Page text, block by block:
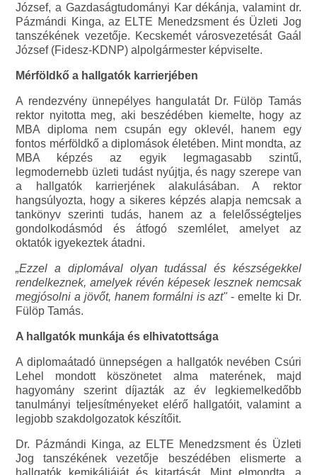
József, a Gazdaságtudományi Kar dékánja, valamint dr.
Pázmándi Kinga, az ELTE Menedzsment és Üzleti Jog
tanszékének vezetője. Kecskemét városvezetésát Gaál
József (Fidesz-KDNP) alpolgármester képviselte.
Mérföldkő a hallgatók karrierjében
A rendezvény ünnepélyes hangulatát Dr. Fülöp Tamás
rektor nyitotta meg, aki beszédében kiemelte, hogy az
MBA diploma nem csupán egy oklevél, hanem egy
fontos mérföldkő a diplomások életében. Mint mondta, az
MBA képzés az egyik legmagasabb szintű,
legmodernebb üzleti tudást nyújtja, és nagy szerepe van
a hallgatók karrierjének alakulásában. A rektor
hangsúlyozta, hogy a sikeres képzés alapja nemcsak a
tankönyv szerinti tudás, hanem az a felelősségteljes
gondolkodásmód és átfogó szemlélet, amelyet az
oktatók igyekeztek átadni.
„Ezzel a diplomával olyan tudással és készségekkel
rendelkeznek, amelyek révén képesek lesznek nemcsak
megjósolni a jövőt, hanem formálni is azt"- emelte ki Dr.
Fülöp Tamás.
A hallgatók munkája és elhivatottsága
A diplomaátadó ünnepségen a hallgatók nevében Csúri
Lehel mondott köszönetet alma materének, majd
hagyomány szerint díjazták az év legkiemelkedőbb
tanulmányi teljesítményeket elérő hallgatóit, valamint a
legjobb szakdolgozatok készítőit.
Dr. Pázmándi Kinga, az ELTE Menedzsment és Üzleti
Jog tanszékének vezetője beszédében elismerte a
hallgatók kemikáliáját és kitartását. Mint elmondta, a